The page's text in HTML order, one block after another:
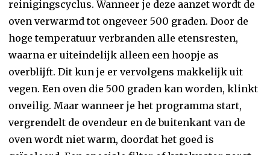
reinigingscyclus. Wanneer je deze aanzet wordt de
oven verwarmd tot ongeveer 500 graden. Door de
hoge temperatuur verbranden alle etensresten,
waarna er uiteindelijk alleen een hoopje as
overblijft. Dit kun je er vervolgens makkelijk uit
vegen. Een oven die 500 graden kan worden, klinkt
onveilig. Maar wanneer je het programma start,
vergrendelt de ovendeur en de buitenkant van de
oven wordt niet warm, doordat het goed is